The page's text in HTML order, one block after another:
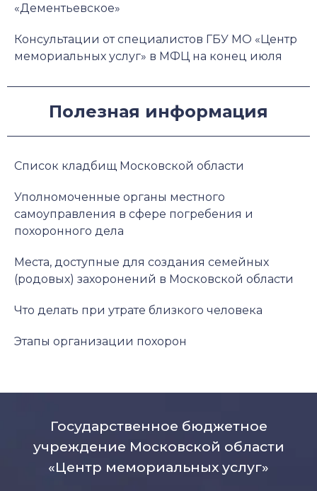
«Дементьевское»
Консультации от специалистов ГБУ МО «Центр
мемориальных услуг» в МФЦ на конец июля
Полезная информация
Список кладбищ Московской области
Уполномоченные органы местного
самоуправления в сфере погребения и
похоронного дела
Места, доступные для создания семейных
(родовых) захоронений в Московской области
Что делать при утрате близкого человека
Этапы организации похорон
Государственное бюджетное
учреждение Московской области
«Центр мемориальных услуг»